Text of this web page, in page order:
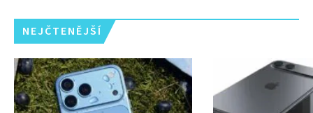
NEJČTENĚJŠÍ